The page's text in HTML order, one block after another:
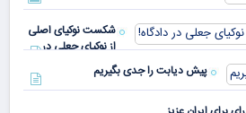
شکست نوکیای اصلی
از نوکیای جعلی در
دادگاه!
پیش دیابت را جدی بگیریم